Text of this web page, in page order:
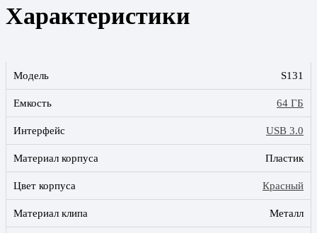
Характеристики
Модель S131
Емкость 64 ГБ
Интерфейс USB 3.0
Материал корпуса Пластик
Цвет корпуса Красный
Материал клипа Металл